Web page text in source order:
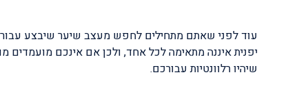
עוד לפני שאתם מתחילים לחפש מעצב שיער שיבצע
יפנית איננה מתאימה לכל אחד, ולכן אם אינכם
שיהיו רלוונטיות עבורכם.